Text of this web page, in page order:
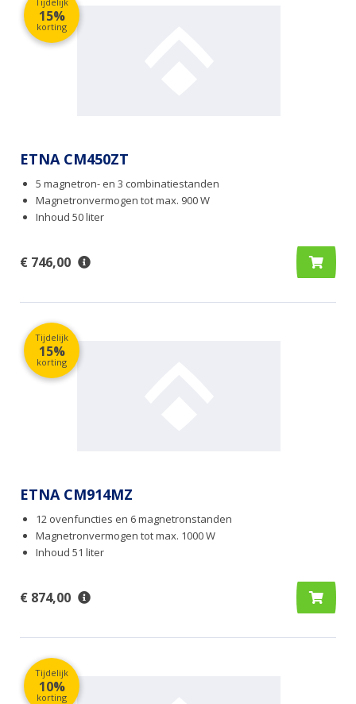
15%
korting
ETNA CM450ZT
5 magnetron- en 3 combinatiestanden
Magnetronvermogen tot max. 900 W
Inhoud 50 liter
€ 746,00
Tijdelijk
15%
korting
ETNA CM914MZ
12 ovenfuncties en 6 magnetronstanden
Magnetronvermogen tot max. 1000 W
Inhoud 51 liter
€ 874,00
Tijdelijk
10%
korting